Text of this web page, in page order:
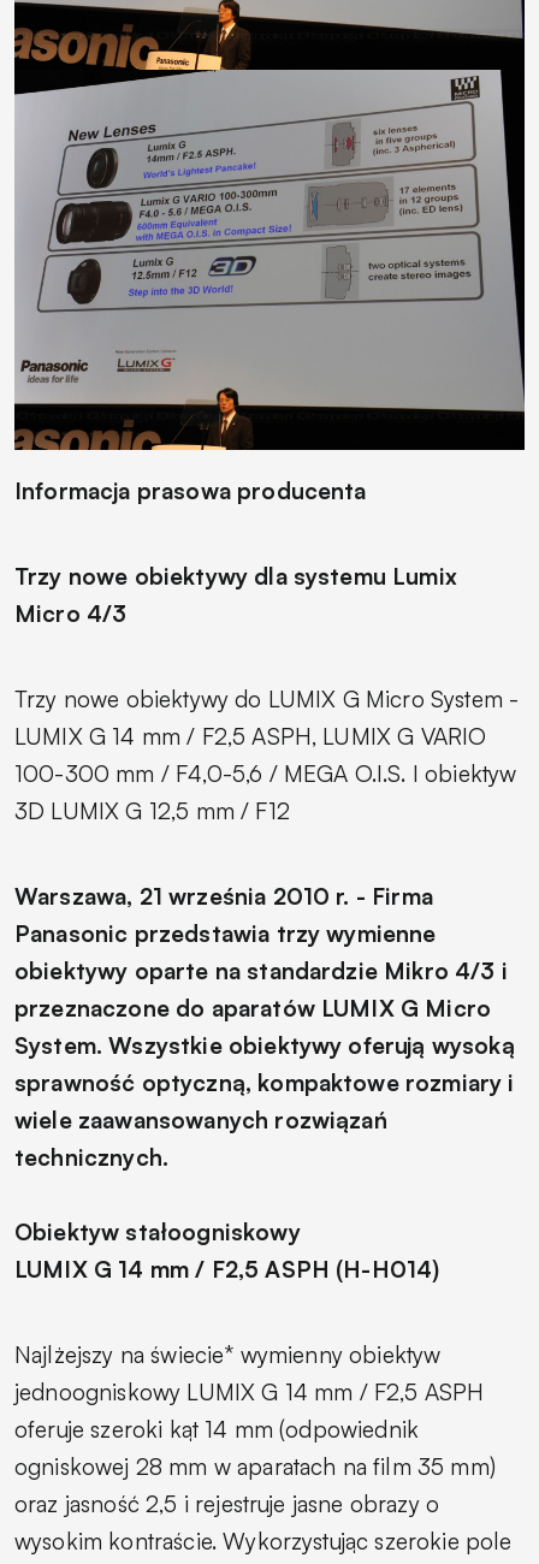
Informacja prasowa producenta
Trzy nowe obiektywy dla systemu Lumix
Micro 4/3
Trzy nowe obiektywy do LUMIX G Micro System -
LUMIX G 14 mm / F2,5 ASPH, LUMIX G VARIO
100-300 mm / F4,0-5,6 / MEGA O.I.S. I obiektyw
3D LUMIX G 12,5 mm / F12
Warszawa, 21 września 2010 r. - Firma
Panasonic przedstawia trzy wymienne
obiektywy oparte na standardzie Mikro 4/3 i
przeznaczone do aparatów LUMIX G Micro
System. Wszystkie obiektywy oferują wysoką
sprawność optyczną, kompaktowe rozmiary i
wiele zaawansowanych rozwiązań
technicznych.
Obiektyw stałoogniskowy
LUMIX G 14 mm / F2,5 ASPH (H-H014)
Najlżejszy na świecie* wymienny obiektyw
jednoogniskowy LUMIX G 14 mm / F2,5 ASPH
oferuje szeroki kąt 14 mm (odpowiednik
ogniskowej 28 mm w aparatach na film 35 mm)
oraz jasność 2,5 i rejestruje jasne obrazy o
wysokim kontraście. Wykorzystując szerokie pole